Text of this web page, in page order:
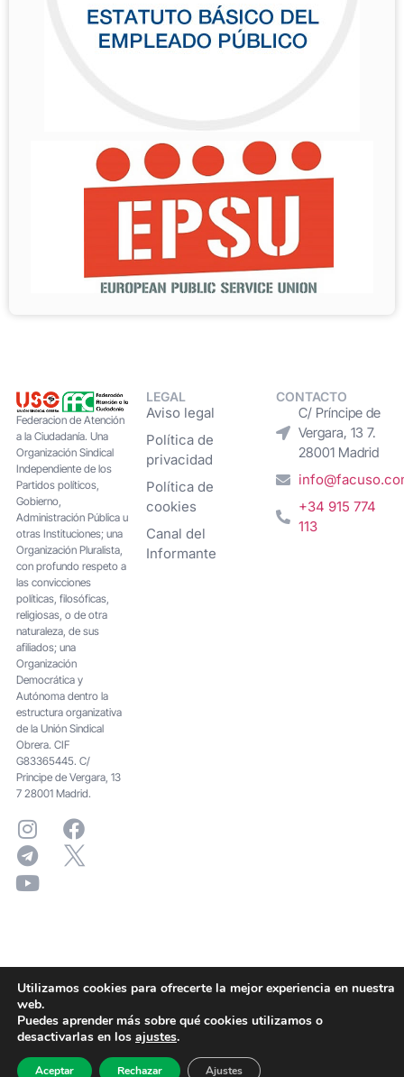
Federacion de Atención
a la Ciudadanía. Una
Organización Sindical
Independiente de los
Partidos políticos,
Gobierno,
Administración Pública u
otras Instituciones; una
Organización Pluralista,
con profundo respeto a
las convicciones
políticas, filosóficas,
religiosas, o de otra
naturaleza, de sus
afiliados; una
Organización
Democrática y
Autónoma dentro la
estructura organizativa
de la Unión Sindical
Obrera. CIF
G83365445. C/
Principe de Vergara, 13
7 28001 Madrid.
LEGAL
Aviso legal
Política de
privacidad
Política de
cookies
Canal del
Informante
CONTACTO
C/ Príncipe de
Vergara, 13 7.
28001 Madrid
+34 915 774
113
Utilizamos cookies para ofrecerte la mejor experiencia en nuestra
web.
Puedes aprender más sobre qué cookies utilizamos o
desactivarlas en los ajustes.
Aceptar Rechazar Ajustes